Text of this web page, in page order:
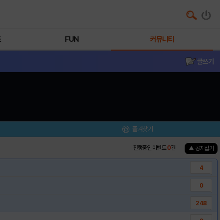
FUN 커뮤니티
글쓰기
즐겨찾기
진행중인 이벤트0건 ▲ 공지접기
4
0
248